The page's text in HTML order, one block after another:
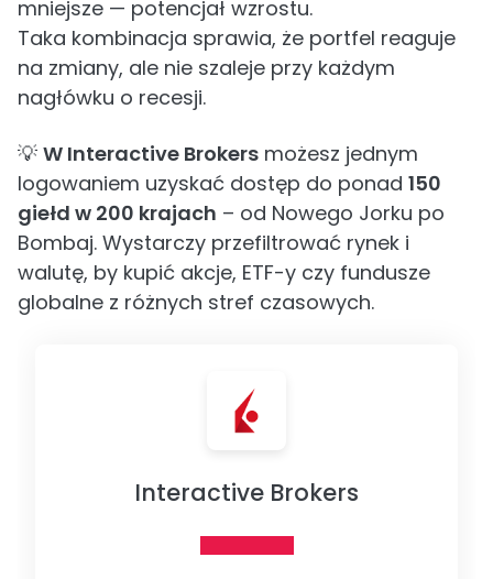
mniejsze — potencjał wzrostu.
Taka kombinacja sprawia, że portfel reaguje
na zmiany, ale nie szaleje przy każdym
nagłówku o recesji.
💡 W Interactive Brokers możesz jednym
logowaniem uzyskać dostęp do ponad 150
giełd w 200 krajach – od Nowego Jorku po
Bombaj. Wystarczy przefiltrować rynek i
walutę, by kupić akcje, ETF-y czy fundusze
globalne z różnych stref czasowych.
Interactive Brokers